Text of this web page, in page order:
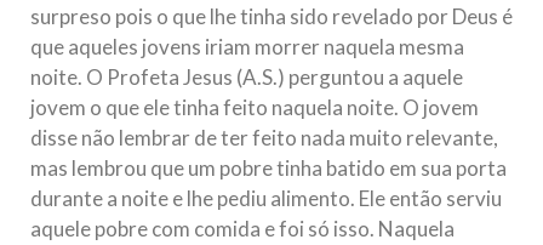
surpreso pois o que lhe tinha sido revelado por Deus é
que aqueles jovens iriam morrer naquela mesma
noite. O Profeta Jesus (A.S.) perguntou a aquele
jovem o que ele tinha feito naquela noite. O jovem
disse não lembrar de ter feito nada muito relevante,
mas lembrou que um pobre tinha batido em sua porta
durante a noite e lhe pediu alimento. Ele então serviu
aquele pobre com comida e foi só isso. Naquela